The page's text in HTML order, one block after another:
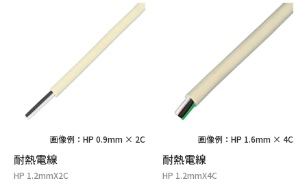
画像例：HP 0.9mm × 2C
耐熱電線
HP 1.2mmX2C
画像例：HP 1.6mm × 4C
耐熱電線
HP 1.2mmX4C